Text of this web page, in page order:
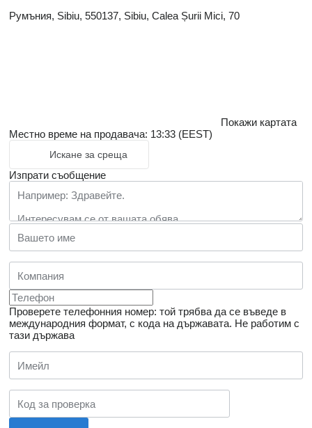
Румъния, Sibiu, 550137, Sibiu, Calea Șurii Mici, 70
Покажи картата
Местно време на продавача: 13:33 (EEST)
Искане за среща
Изпрати съобщение
Проверете телефонния номер: той трябва да се въведе в
международния формат, с кода на държавата. Не работим с
тази държава